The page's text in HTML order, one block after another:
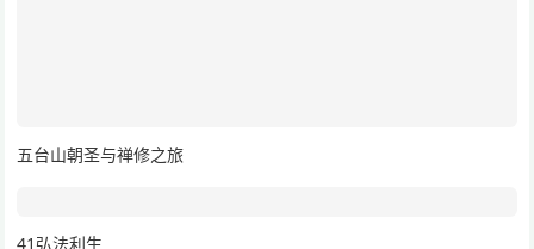
五台山朝圣与禅修之旅
41弘法利生